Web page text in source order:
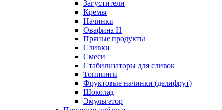
Загустители
Кремы
Начинки
Овафина Н
Пряные продукты
Сливки
Смеси
Стабилизаторы для сливок
Топпинги
Фруктовые начинки (делифрут)
Шоколад
Эмульгатор